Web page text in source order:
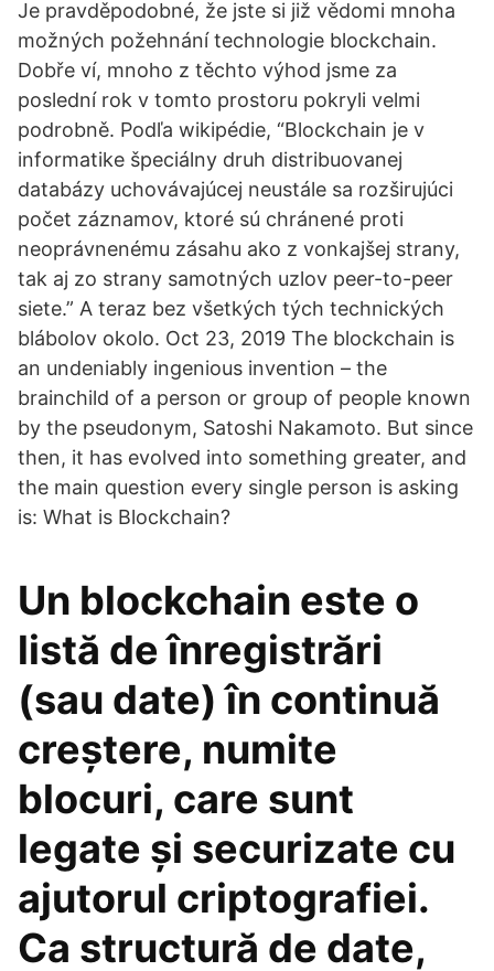
Je pravděpodobné, že jste si již vědomi mnoha
možných požehnání technologie blockchain.
Dobře ví, mnoho z těchto výhod jsme za
poslední rok v tomto prostoru pokryli velmi
podrobně. Podľa wikipédie, “Blockchain je v
informatike špeciálny druh distribuovanej
databázy uchovávajúcej neustále sa rozširujúci
počet záznamov, ktoré sú chránené proti
neoprávnenému zásahu ako z vonkajšej strany,
tak aj zo strany samotných uzlov peer-to-peer
siete.” A teraz bez všetkých tých technických
blábolov okolo. Oct 23, 2019 The blockchain is
an undeniably ingenious invention – the
brainchild of a person or group of people known
by the pseudonym, Satoshi Nakamoto. But since
then, it has evolved into something greater, and
the main question every single person is asking
is: What is Blockchain?
Un blockchain este o
listă de înregistrări
(sau date) în continuă
creștere, numite
blocuri, care sunt
legate și securizate cu
ajutorul criptografiei.
Ca structură de date,